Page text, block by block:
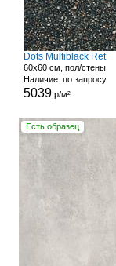
Dots Multiblack Ret
60x60 см, пол/стены
Наличие: по запросу
5039 р/м²
Есть образец